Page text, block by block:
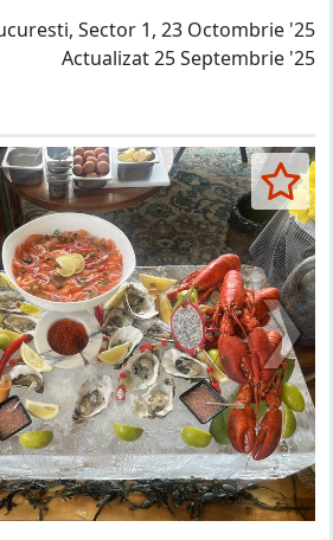
Sector 1, 23 Octombrie '25
Actualizat 25 Septembrie '25